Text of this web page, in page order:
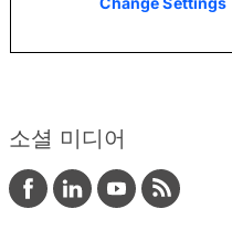
소셜 미디어